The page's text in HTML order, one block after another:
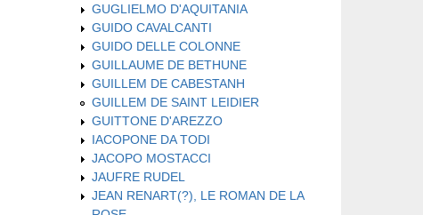
GUGLIELMO D'AQUITANIA
GUIDO CAVALCANTI
GUIDO DELLE COLONNE
GUILLAUME DE BETHUNE
GUILLEM DE CABESTANH
GUILLEM DE SAINT LEIDIER
GUITTONE D'AREZZO
IACOPONE DA TODI
JACOPO MOSTACCI
JAUFRE RUDEL
JEAN RENART(?), LE ROMAN DE LA